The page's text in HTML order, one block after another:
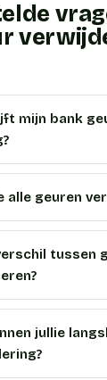
mijn bank
alle geuren
tussen
jullie